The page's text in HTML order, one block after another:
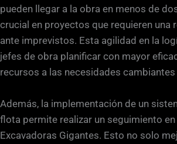
pueden llegar a la obra en menos de
crucial en proyectos que requieren una
ante imprevistos. Esta agilidad en la
jefes de obra planificar con mayor
recursos a las necesidades
Además, la implementación de un
flota permite realizar un seguimiento
Excavadoras Gigantes. Esto no solo